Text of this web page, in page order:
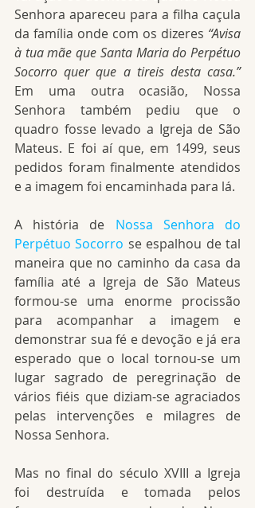
Senhora apareceu para a filha caçula
da família onde com os dizeres “Avisa
à tua mãe que Santa Maria do Perpétuo
Socorro quer que a tireis desta casa.”
Em uma outra ocasião, Nossa
Senhora também pediu que o
quadro fosse levado a Igreja de São
Mateus. E foi aí que, em 1499, seus
pedidos foram finalmente atendidos
e a imagem foi encaminhada para lá.
A história de Nossa Senhora do
Perpétuo Socorro se espalhou de tal
maneira que no caminho da casa da
família até a Igreja de São Mateus
formou-se uma enorme procissão
para acompanhar a imagem e
demonstrar sua fé e devoção e já era
esperado que o local tornou-se um
lugar sagrado de peregrinação de
vários fiéis que diziam-se agraciados
pelas intervenções e milagres de
Nossa Senhora.
Mas no final do século XVIII a Igreja
foi destruída e tomada pelos